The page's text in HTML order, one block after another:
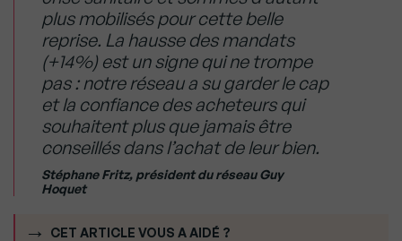
plus mobilisés pour cette belle
reprise. La hausse des mandats
(+14%) est un signe qui ne trompe
pas : notre réseau a su garder le cap
et la confiance des acheteurs qui
souhaitent plus que jamais être
conseillés dans l’achat de leur bien.
Stéphane Fritz, président du réseau Guy
Hoquet
CET ARTICLE VOUS A AIDÉ ?